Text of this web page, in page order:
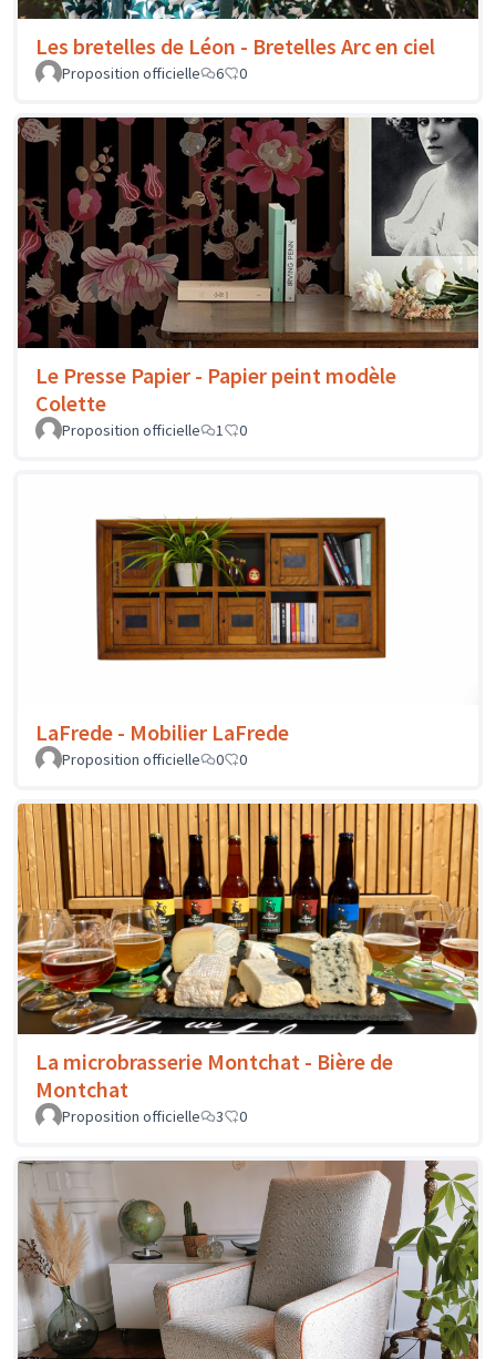
Les bretelles de Léon - Bretelles Arc en ciel
Proposition officielle 6 0
Le Presse Papier - Papier peint modèle
Colette
Proposition officielle 1 0
LaFrede - Mobilier LaFrede
Proposition officielle 0 0
La microbrasserie Montchat - Bière de
Montchat
Proposition officielle 3 0